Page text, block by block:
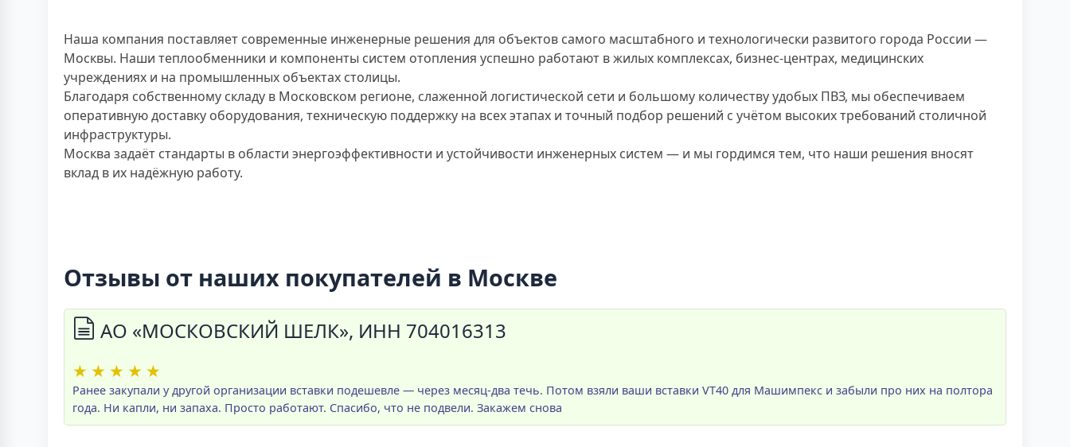
Наша компания поставляет современные инженерные решения для объектов самого масштабного и технологически развитого города России —
Москвы. Наши теплообменники и компоненты систем отопления успешно работают в жилых комплексах, бизнес-центрах, медицинских
учреждениях и на промышленных объектах столицы.
Благодаря собственному складу в Московском регионе, слаженной логистической сети и большому количеству удобых ПВЗ, мы обеспечиваем
оперативную доставку оборудования, техническую поддержку на всех этапах и точный подбор решений с учётом высоких требований столичной
инфраструктуры.
Москва задаёт стандарты в области энергоэффективности и устойчивости инженерных систем — и мы гордимся тем, что наши решения вносят
вклад в их надёжную работу.
Отзывы от наших покупателей в Москве
АО «МОСКОВСКИЙ ШЕЛК», ИНН 704016313
★ ★ ★ ★ ★
Ранее закупали у другой организации вставки подешевле — через месяц-два течь. Потом взяли ваши вставки VT40 для Машимпекс и забыли про них на полтора
года. Ни капли, ни запаха. Просто работают. Спасибо, что не подвели. Закажем снова